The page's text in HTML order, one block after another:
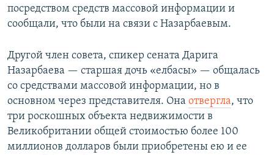
посредством средств массовой информации и
сообщали, что были на связи с Назарбаевым.
Другой член совета, спикер сената Дарига
Назарбаева — старшая дочь «елбасы» — общалась
со средствами массовой информации, но в
основном через представителя. Она отвергла, что
три роскошных объекта недвижимости в
Великобритании общей стоимостью более 100
миллионов долларов были приобретены ею и ее